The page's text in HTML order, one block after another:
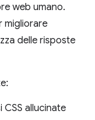
web umano.
migliorare
delle risposte
allucinate